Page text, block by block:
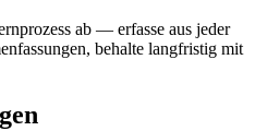
ab — erfasse aus jeder
behalte langfristig mit